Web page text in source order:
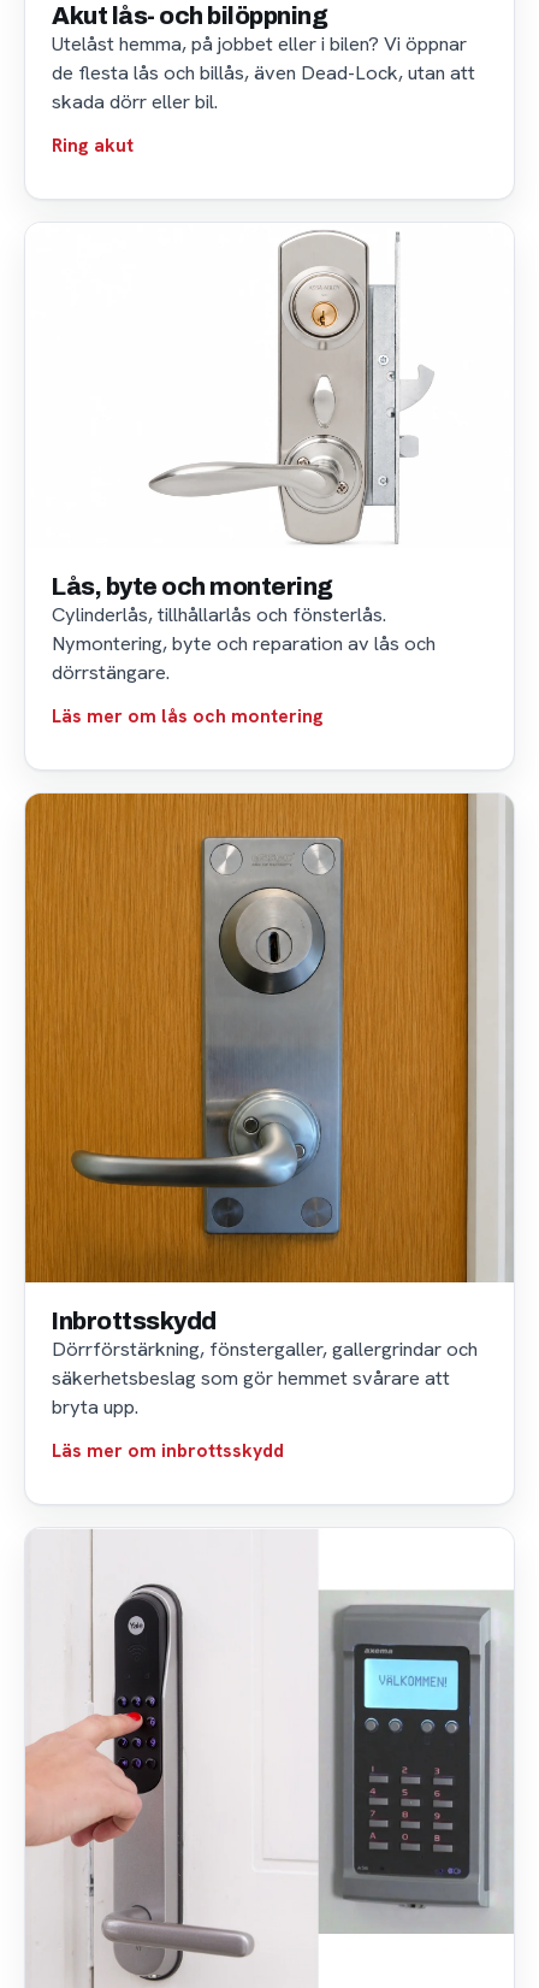
Akut lås- och bilöppning
Utelåst hemma, på jobbet eller i bilen? Vi öppnar
de flesta lås och billås, även Dead-Lock, utan att
skada dörr eller bil.
Ring akut
Lås, byte och montering
Cylinderlås, tillhållarlås och fönsterlås.
Nymontering, byte och reparation av lås och
dörrstängare.
Läs mer om lås och montering
Inbrottsskydd
Dörrförstärkning, fönstergaller, gallergrindar och
säkerhetsbeslag som gör hemmet svårare att
bryta upp.
Läs mer om inbrottsskydd